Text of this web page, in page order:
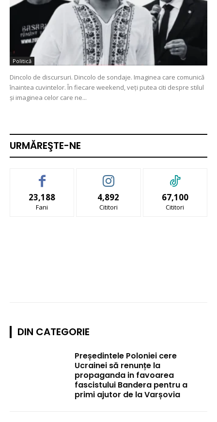
Politică
Dincolo de discursuri. Dincolo de sondaje. Imaginea care comunică
înaintea cuvintelor. În fiecare weekend, veți putea citi despre stilul
și imaginea celor care ne...
URMĂREŞTE-NE
23,188
Fani
4,892
Cititori
67,100
Cititori
DIN CATEGORIE
Președintele Poloniei cere
Ucrainei să renunțe la
propaganda in favoarea
fascistului Bandera pentru a
primi ajutor de la Varșovia